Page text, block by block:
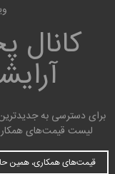
برای دسترسی به
لیست قیمت‌های
قیمت‌های همکاری، همین